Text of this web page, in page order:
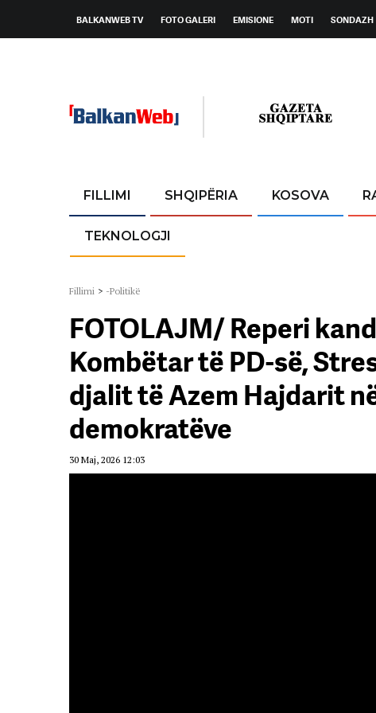
BALKANWEB TV FOTO GALERI EMISIONE MOTI SONDAZH
FILLIMI SHQIPËRIA KOSOVA
TEKNOLOGJI
Fillimi > -Politikë
FOTOLAJM/ Reperi
Kombëtar të PD-së,
djalit të Azem Hajdarit
demokratëve
30 Maj, 2026 12:03